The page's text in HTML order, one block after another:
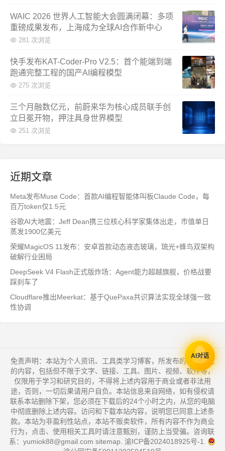
WAIC 2026 世界人工智能大会圆满闭幕：多项
重磅成果发布，上海成为全球AI合作新中心
281 次浏览
快手发布KAT-Coder-Pro V2.5：首个能端到端
跑通完整工程的国产AI编程模型
275 次浏览
三个月融数亿元，前蔚来华为核心成员联手创
立日冕开物，押注具身世界模型
251 次浏览
近期文章
Meta发布Muse Code：首款AI编程智能体叫板Claude Code，每
百万token仅1.5元
谷歌AI大地震：Jeff Dean携三位核心科学家集体出走，市值单日
蒸发1900亿美元
荣耀MagicOS 11发布：安卓首款动态液态玻璃，琉光+蜂鸟双架构
破解行业困局
DeepSeek V4 Flash正式版炸场：Agent能力超越旗舰，价格战要
踩刹车了
Cloudflare推出Meerkat：基于QuePaxa共识算法实现全球强一致
性协调
免责声明：本站为个人资讯、工具类学习博客，所发布的一切形式
的内容，包括但不限于文字、链接、工具、图片、视频、软件等，
仅限用于学习和研究目的，不得将上述内容用于商业或者非法用
途，否则，一切后果请用户自负。本站信息来自网络，如有侵权请
联系本站删除下架，您必须在下载后的24个小时之内，从您的电脑
中彻底删除上述内容。访问和下载本站内容，说明您已同意上述条
款。本站为非盈利性站点，本站不贩卖软件，所有内容不作为商业
行为，点击、使用相关工具时请注意甄别，谨防上当受骗。咨询联
系：yumiok88@gmail.com sitemap 渝ICP备2024018925号-1
AI对话